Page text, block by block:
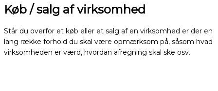
Køb / salg af virksomhed
Står du overfor et køb eller et salg af en virksomhed er der en
lang række forhold du skal være opmærksom på, såsom hvad
virksomheden er værd, hvordan afregning skal ske osv.